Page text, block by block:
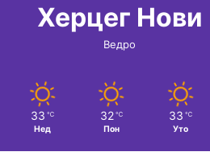
Херцег Нови
Ведро
33 ℃
Нед
32 ℃
Пон
33 ℃
Уто